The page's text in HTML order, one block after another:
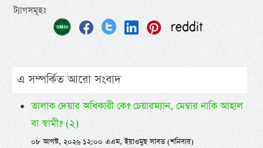
ট্যাগসমূহঃ
এ সম্পর্কিত আরো সংবাদ
তালাক দেয়ার অধিকারী কে? চেয়ারম্যান, মেম্বার নাকি আহাল
বা স্বামী? (২)
০৮ আগস্ট, ২০২৬ ১২:০০ এএম, ইয়াওমুছ সাবত (শনিবার)